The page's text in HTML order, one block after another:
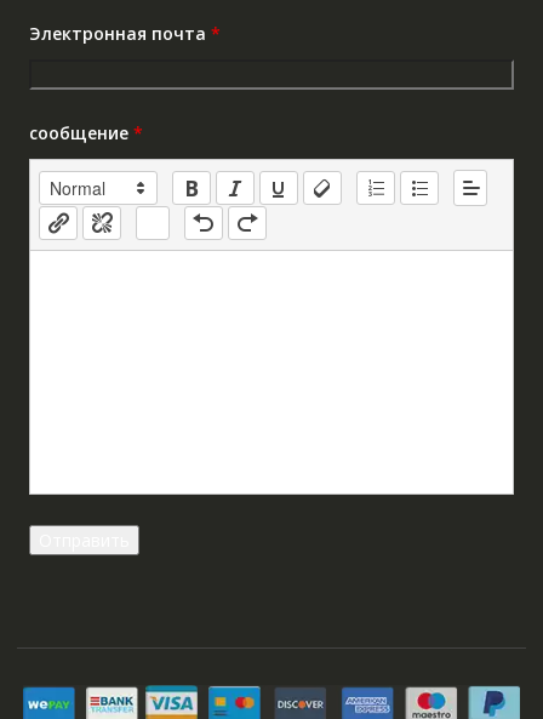
Электронная почта *
сообщение *